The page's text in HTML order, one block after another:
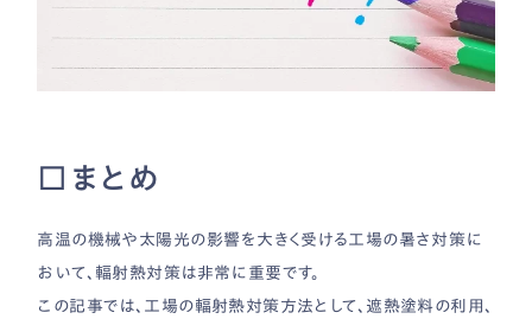
□まとめ
高温の機械や太陽光の影響を大きく受ける工場の暑さ対策に
おいて、輻射熱対策は非常に重要です。
この記事では、工場の輻射熱対策方法として、遮熱塗料の利用、